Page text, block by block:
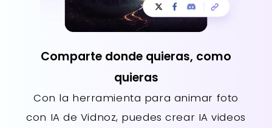
Comparte donde quieras, como
quieras
Con la herramienta para animar foto
con IA de Vidnoz, puedes crear IA videos